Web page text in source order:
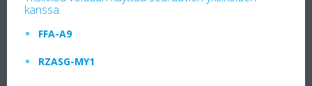
kanssa.
FFA-A9
RZASG-MY1